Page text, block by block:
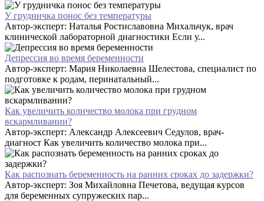
У грудничка понос без температуры
Автор-эксперт: Наталья Ростиславовна Михальчук, врач
клинической лабораторной диагностики Если у...
Депрессия во время беременности
Автор-эксперт: Мария Николаевна Шелестова, специалист по
подготовке к родам, перинатальный...
Как увеличить количество молока при грудном
вскармливании?
Автор-эксперт: Александр Алексеевич Седулов, врач-
диагност Как увеличить количество молока при...
Как распознать беременность на ранних сроках до задержки?
Автор-эксперт: Зоя Михайловна Печетова, ведущая курсов
для беременных супружеских пар...